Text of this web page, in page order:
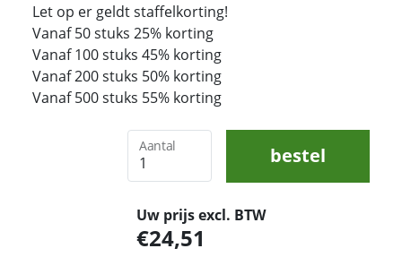
Let op er geldt staffelkorting!
Vanaf 50 stuks 25% korting
Vanaf 100 stuks 45% korting
Vanaf 200 stuks 50% korting
Vanaf 500 stuks 55% korting
Aantal bestel
Uw prijs excl. BTW
24,51